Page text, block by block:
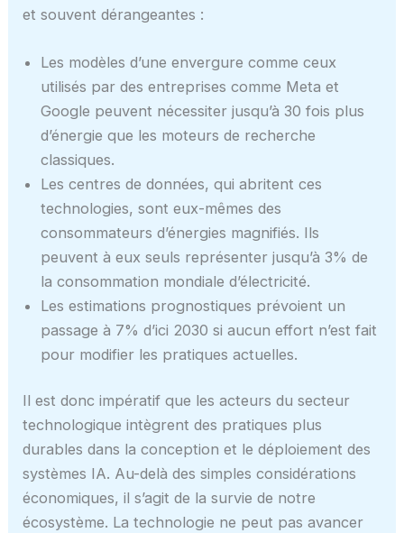
et souvent dérangeantes :
Les modèles d’une envergure comme ceux
utilisés par des entreprises comme Meta et
Google peuvent nécessiter jusqu’à 30 fois plus
d’énergie que les moteurs de recherche
classiques.
Les centres de données, qui abritent ces
technologies, sont eux-mêmes des
consommateurs d’énergies magnifiés. Ils
peuvent à eux seuls représenter jusqu’à 3% de
la consommation mondiale d’électricité.
Les estimations prognostiques prévoient un
passage à 7% d’ici 2030 si aucun effort n’est fait
pour modifier les pratiques actuelles.
Il est donc impératif que les acteurs du secteur
technologique intègrent des pratiques plus
durables dans la conception et le déploiement des
systèmes IA. Au-delà des simples considérations
économiques, il s’agit de la survie de notre
écosystème. La technologie ne peut pas avancer